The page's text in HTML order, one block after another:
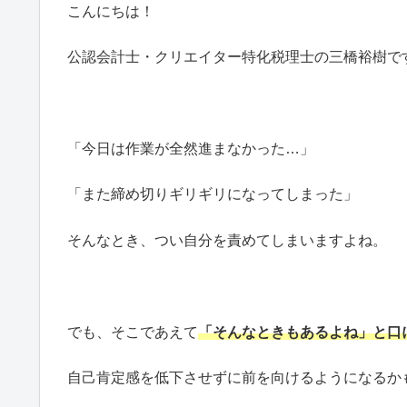
こんにちは！
公認会計士・クリエイター特化税理士の三橋裕樹で
「今日は作業が全然進まなかった…」
「また締め切りギリギリになってしまった」
そんなとき、つい自分を責めてしまいますよね。
でも、そこであえて「そんなときもあるよね」と口
自己肯定感を低下させずに前を向けるようになるか